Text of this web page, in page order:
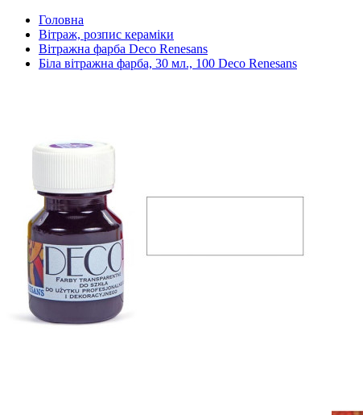
Головна
Вітраж, розпис кераміки
Вітражна фарба Deco Renesans
Біла вітражна фарба, 30 мл., 100 Deco Renesans